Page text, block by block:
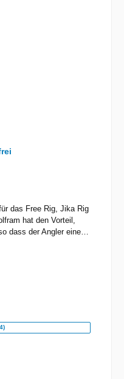
das Free Rig, Jika Rig
hat den Vorteil,
dass der Angler eine